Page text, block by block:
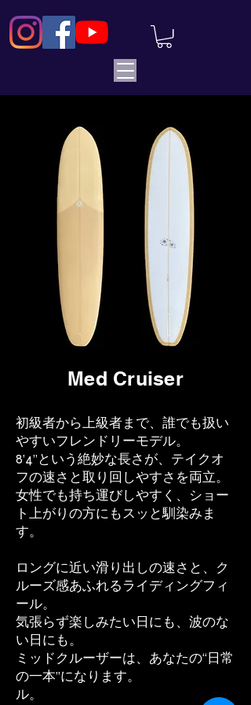
Med Cruiser
初級者から上級者まで、誰でも扱い
やすいフレンドリーモデル。
8’4”という絶妙な長さが、テイクオ
フの速さと取り回しやすさを両立。
女性でも持ち運びしやすく、ショー
ト上がりの方にもスッと馴染みま
す。
ロングに近い滑り出しの速さと、ク
ルーズ感あふれるライディングフィ
ール。
気張らず楽しみたい日にも、波のな
い日にも。
ミッドクルーザーは、あなたの“日常
の一本”になります。
ル。